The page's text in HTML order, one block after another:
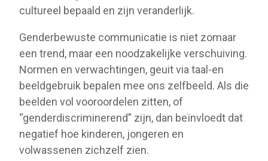
cultureel bepaald en zijn veranderlijk.
Genderbewuste communicatie is niet zomaar
een trend, maar een noodzakelijke verschuiving.
Normen en verwachtingen, geuit via taal-en
beeldgebruik bepalen mee ons zelfbeeld. Als die
beelden vol vooroordelen zitten, of
“genderdiscriminerend” zijn, dan beïnvloedt dat
negatief hoe kinderen, jongeren en
volwassenen zichzelf zien.